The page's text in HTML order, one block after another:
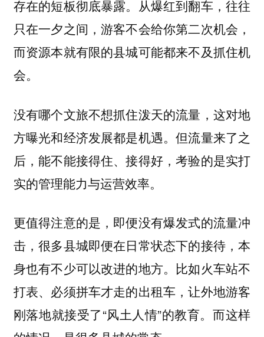
存在的短板彻底暴露。从爆红到翻车，往往
只在一夕之间，游客不会给你第二次机会，
而资源本就有限的县城可能都来不及抓住机
会。
没有哪个文旅不想抓住泼天的流量，这对地
方曝光和经济发展都是机遇。但流量来了之
后，能不能接得住、接得好，考验的是实打
实的管理能力与运营效率。
更值得注意的是，即便没有爆发式的流量冲
击，很多县城即便在日常状态下的接待，本
身也有不少可以改进的地方。比如火车站不
打表、必须拼车才走的出租车，让外地游客
刚落地就接受了“风土人情”的教育。而这样